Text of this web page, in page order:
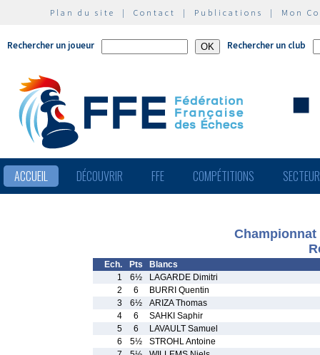
Plan du site | Contact | Publications | Mon
Rechercher un joueur Rechercher un club
ACCUEIL DÉCOUVRIR FFE COMPÉTITIONS
Championnat
Ech. Pts
Blancs
1
6½
LAGARDE Dimitri
2
6
BURRI Quentin
3
6½
ARIZA Thomas
4
6
SAHKI Saphir
5
6
LAVAULT Samuel
6
5½
STROHL Antoine